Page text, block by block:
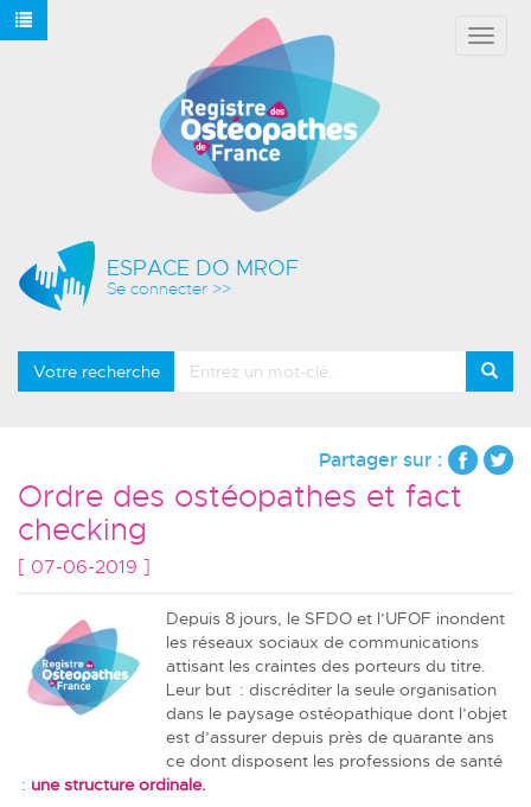
ESPACE DO MROF
Se connecter >>
Votre recherche
Partager sur :
Ordre des ostéopathes et fact
checking
[ 07-06-2019 ]
Depuis 8 jours, le SFDO et l’UFOF inondent
les réseaux sociaux de communications
attisant les craintes des porteurs du titre.
Leur but : discréditer la seule organisation
dans le paysage ostéopathique dont l’objet
est d’assurer depuis près de quarante ans
ce dont disposent les professions de santé
: une structure ordinale.